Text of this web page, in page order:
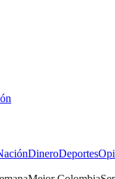
DineroDeportes